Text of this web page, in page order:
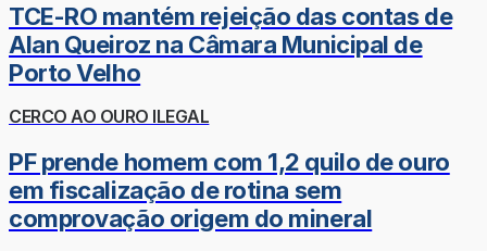
TCE-RO mantém rejeição das contas de
Alan Queiroz na Câmara Municipal de
Porto Velho
CERCO AO OURO ILEGAL
PF prende homem com 1,2 quilo de ouro
em fiscalização de rotina sem
comprovação origem do mineral